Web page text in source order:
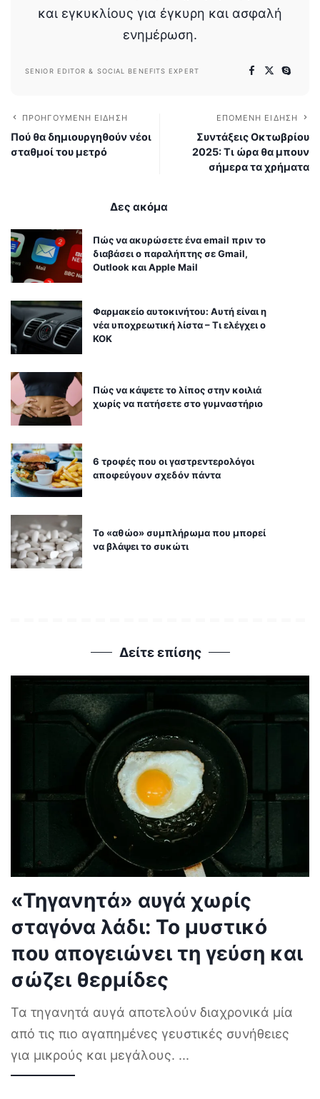
και εγκυκλίους για έγκυρη και ασφαλή
ενημέρωση.
SENIOR EDITOR & SOCIAL BENEFITS EXPERT
ΠΡΟΗΓΟΎΜΕΝΗ ΕΊΔΗΣΗ
Πού θα δημιουργηθούν νέοι
σταθμοί του μετρό
ΕΠΌΜΕΝΗ ΕΊΔΗΣΗ
Συντάξεις Οκτωβρίου
2025: Τι ώρα θα μπουν
σήμερα τα χρήματα
Δες ακόμα
Πώς να ακυρώσετε ένα email πριν το
διαβάσει ο παραλήπτης σε Gmail,
Outlook και Apple Mail
Φαρμακείο αυτοκινήτου: Αυτή είναι η
νέα υποχρεωτική λίστα – Τι ελέγχει ο
ΚΟΚ
Πώς να κάψετε το λίπος στην κοιλιά
χωρίς να πατήσετε στο γυμναστήριο
6 τροφές που οι γαστρεντερολόγοι
αποφεύγουν σχεδόν πάντα
Το «αθώο» συμπλήρωμα που μπορεί
να βλάψει το συκώτι
Δείτε επίσης
«Τηγανητά» αυγά χωρίς
σταγόνα λάδι: Το μυστικό
που απογειώνει τη γεύση και
σώζει θερμίδες
Τα τηγανητά αυγά αποτελούν διαχρονικά μία
από τις πιο αγαπημένες γευστικές συνήθειες
για μικρούς και μεγάλους. ...